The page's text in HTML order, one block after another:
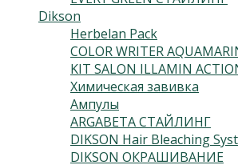
Dikson
Herbelan Pack
COLOR WRITER
KIT SALON ILLAMIN
Химическая завивка
Ампулы
ARGABETA СТАЙЛИНГ
DIKSON Hair Bleaching
DIKSON ОКРАШИВАНИЕ